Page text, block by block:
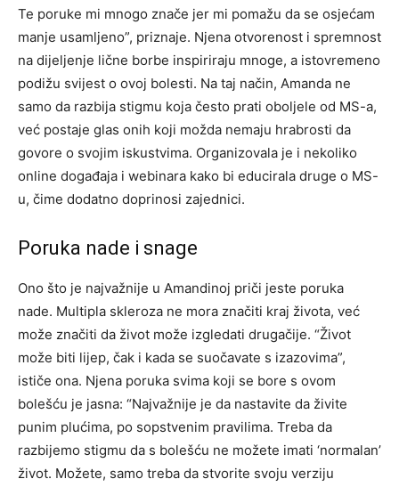
Te poruke mi mnogo znače jer mi pomažu da se osjećam
manje usamljeno”, priznaje. Njena otvorenost i spremnost
na dijeljenje lične borbe inspiriraju mnoge, a istovremeno
podižu svijest o ovoj bolesti. Na taj način, Amanda ne
samo da razbija stigmu koja često prati oboljele od MS-a,
već postaje glas onih koji možda nemaju hrabrosti da
govore o svojim iskustvima. Organizovala je i nekoliko
online događaja i webinara kako bi educirala druge o MS-
u, čime dodatno doprinosi zajednici.
Poruka nade i snage
Ono što je najvažnije u Amandinoj priči jeste poruka
nade. Multipla skleroza ne mora značiti kraj života, već
može značiti da život može izgledati drugačije. “Život
može biti lijep, čak i kada se suočavate s izazovima”,
ističe ona. Njena poruka svima koji se bore s ovom
bolešću je jasna: “Najvažnije je da nastavite da živite
punim plućima, po sopstvenim pravilima. Treba da
razbijemo stigmu da s bolešću ne možete imati ‘normalan’
život. Možete, samo treba da stvorite svoju verziju